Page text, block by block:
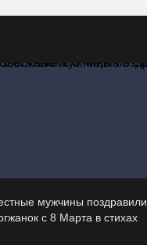
мужчины поздравили
с 8 Марта в стихах